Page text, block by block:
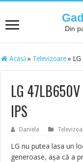
Din
Acasă » Televizoare »
LG
IPS
Daniela
LG nu putea lasa un
generoase, așa că a